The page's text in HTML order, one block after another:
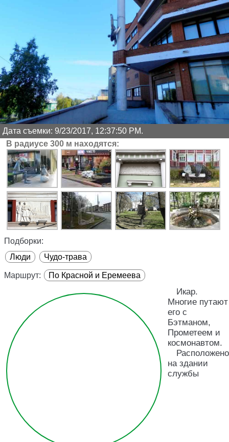
Дата съемки: 9/23/2017, 12:37:50 PM.
В радиусе 300 м находятся:
Подборки:
Люди
Чудо-трава
Маршрут: По Красной и Еремеева
Икар.
Многие путают
его с
Бэтманом,
Прометеем и
космонавтом.
Расположено
на здании
службы